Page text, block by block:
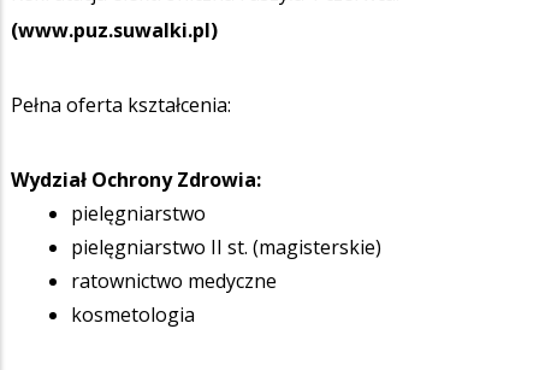
(www.puz.suwalki.pl)
Pełna oferta kształcenia:
Wydział Ochrony Zdrowia:
pielęgniarstwo
pielęgniarstwo II st. (magisterskie)
ratownictwo medyczne
kosmetologia